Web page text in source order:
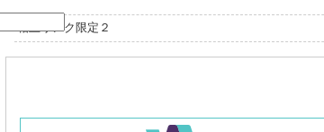
相互リンク限定２